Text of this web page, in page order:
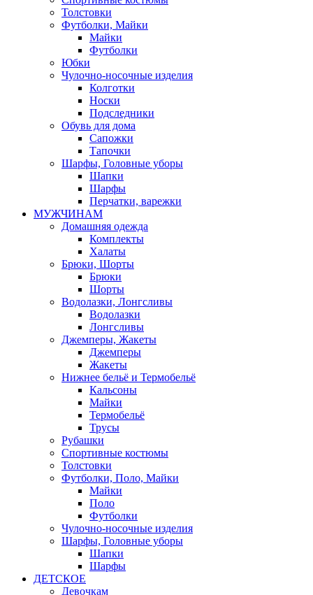
Толстовки
Футболки, Майки
Майки
Футболки
Юбки
Чулочно-носочные изделия
Колготки
Носки
Подследники
Обувь для дома
Сапожки
Тапочки
Шарфы, Головные уборы
Шапки
Шарфы
Перчатки, варежки
МУЖЧИНАМ
Домашняя одежда
Комплекты
Халаты
Брюки, Шорты
Брюки
Шорты
Водолазки, Лонгсливы
Водолазки
Лонгсливы
Джемперы, Жакеты
Джемперы
Жакеты
Нижнее бельё и Термобельё
Кальсоны
Майки
Термобельё
Трусы
Рубашки
Спортивные костюмы
Толстовки
Футболки, Поло, Майки
Майки
Поло
Футболки
Чулочно-носочные изделия
Шарфы, Головные уборы
Шапки
Шарфы
ДЕТСКОЕ
Девочкам